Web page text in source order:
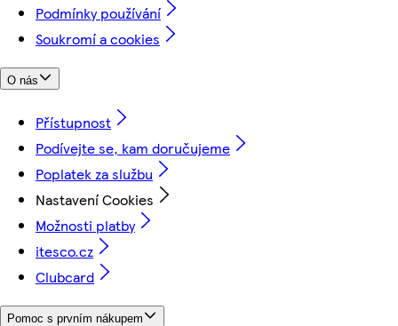
Podmínky používání
Soukromí a cookies
O nás
Přístupnost
Podívejte se, kam doručujeme
Poplatek za službu
Nastavení Cookies
Možnosti platby
itesco.cz
Clubcard
Pomoc s prvním nákupem